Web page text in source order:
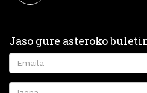
Jaso gure asteroko